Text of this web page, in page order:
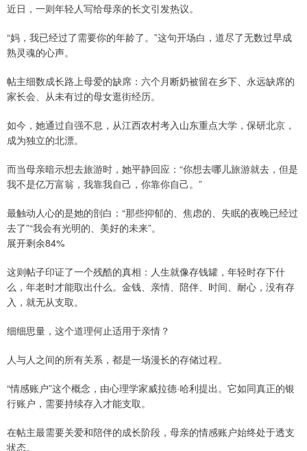
近日，一则年轻人写给母亲的长文引发热议。
“妈，我已经过了需要你的年龄了。”这句开场白，道尽了无数过早成
熟灵魂的心声。
帖主细数成长路上母爱的缺席：六个月断奶被留在乡下、永远缺席的
家长会、从未有过的母女逛街经历。
如今，她通过自强不息，从江西农村考入山东重点大学，保研北京，
成为独立的北漂。
而当母亲暗示想去旅游时，她平静回应：“你想去哪儿旅游就去，但是
我不是亿万富翁，我靠我自己，你靠你自己。”
最触动人心的是她的剖白：“那些抑郁的、焦虑的、失眠的夜晚已经过
去了”“我会有光明的、美好的未来”。
展开剩余84%
这则帖子印证了一个残酷的真相：人生就像存钱罐，年轻时存下什
么，年老时才能取出什么。金钱、亲情、陪伴、时间、耐心，没有存
入，就无从支取。
细细思量，这个道理何止适用于亲情？
人与人之间的所有关系，都是一场漫长的存储过程。
“情感账户”这个概念，由心理学家威拉德·哈利提出。它如同真正的银
行账户，需要持续存入才能支取。
在帖主最需要关爱和陪伴的成长阶段，母亲的情感账户始终处于透支
状态。